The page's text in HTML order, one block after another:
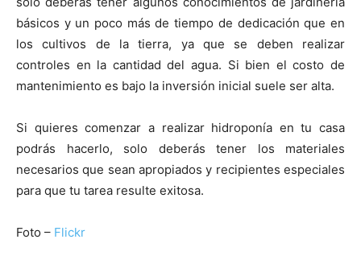
básicos y un poco más de tiempo de dedicación que en
los cultivos de la tierra, ya que se deben realizar
controles en la cantidad del agua. Si bien el costo de
mantenimiento es bajo la inversión inicial suele ser alta.
Si quieres comenzar a realizar hidroponía en tu casa
podrás hacerlo, solo deberás tener los materiales
necesarios que sean apropiados y recipientes especiales
para que tu tarea resulte exitosa.
Foto – Flickr